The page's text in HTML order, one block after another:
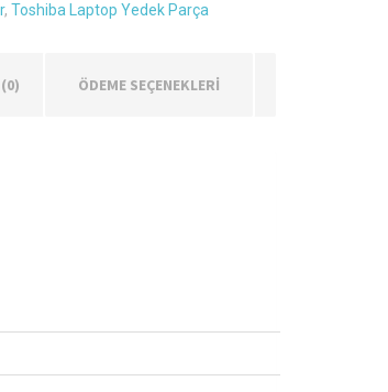
,Toshiba Laptop Yedek Parça
ÖDEME SEÇENEKLERİ